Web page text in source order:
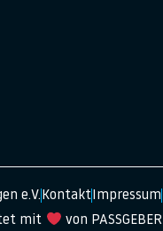
e.V. Kontakt Impressum
mit
von PASSGEBER